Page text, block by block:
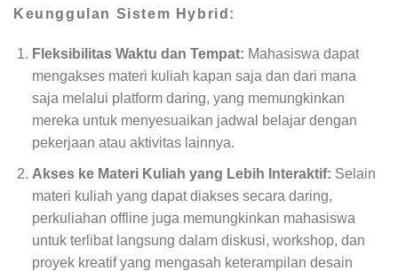
Keunggulan Sistem Hybrid:
Fleksibilitas Waktu dan Tempat: Mahasiswa dapat
mengakses materi kuliah kapan saja dan dari mana
saja melalui platform daring, yang memungkinkan
mereka untuk menyesuaikan jadwal belajar dengan
pekerjaan atau aktivitas lainnya.
Akses ke Materi Kuliah yang Lebih Interaktif: Selain
materi kuliah yang dapat diakses secara daring,
perkuliahan offline juga memungkinkan mahasiswa
untuk terlibat langsung dalam diskusi, workshop, dan
proyek kreatif yang mengasah keterampilan desain